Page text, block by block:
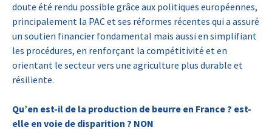
doute été rendu possible grâce aux politiques européennes,
principalement la PAC et ses réformes récentes qui a assuré
un soutien financier fondamental mais aussi en simplifiant
les procédures, en renforçant la compétitivité et en
orientant le secteur vers une agriculture plus durable et
résiliente.
Qu’en est-il de la production de beurre en France ? est-
elle en voie de disparition ? NON